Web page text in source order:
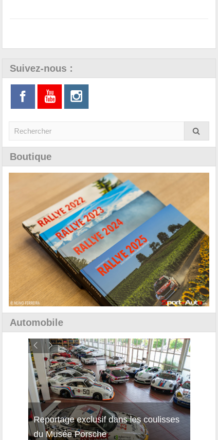
Suivez-nous :
Boutique
Automobile
Reportage exclusif dans les coulisses
du Musée Porsche
Découverte de la nouvelle Ferrari
12Cilindri Manuale